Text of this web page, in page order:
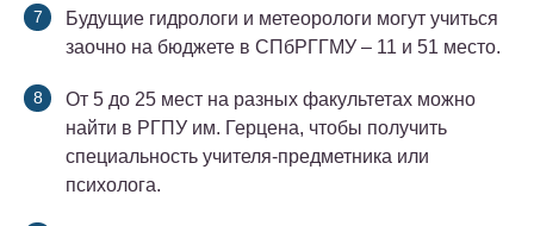
Будущие гидрологи и метеорологи могут учиться
заочно на бюджете в СПбРГГМУ – 11 и 51 место.
От 5 до 25 мест на разных факультетах можно
найти в РГПУ им. Герцена, чтобы получить
специальность учителя-предметника или
психолога.